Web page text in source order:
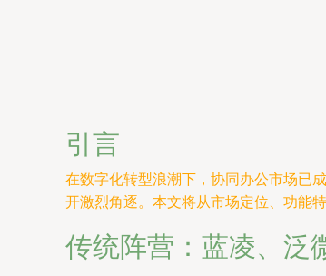
引言
在数字化转型浪潮下，协同办公市场已
开激烈角逐。本文将从市场定位、功能
传统阵营：蓝凌、泛